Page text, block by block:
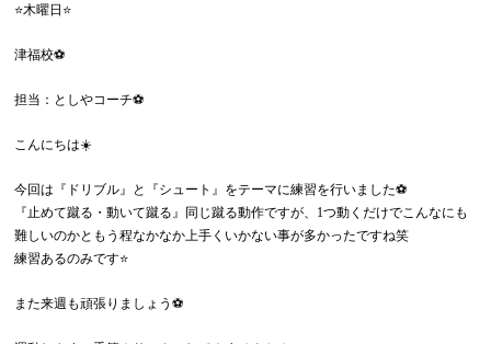
⭐️木曜日⭐️
津福校⚽️
担当：としやコーチ⚽️
こんにちは☀️
今回は『ドリブル』と『シュート』をテーマに練習を行いました⚽️
『止めて蹴る・動いて蹴る』同じ蹴る動作ですが、1つ動くだけでこんなにも
難しいのかともう程なかなか上手くいかない事が多かったですね笑
練習あるのみです⭐️
また来週も頑張りましょう⚽️